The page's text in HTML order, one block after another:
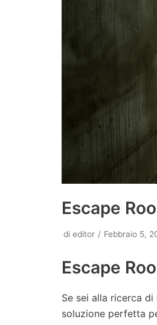
Escape
di editor Febbraio 5,
Escape
Se sei alla ricerca di
soluzione perfetta